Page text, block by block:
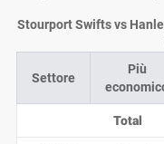
Settore
Più
Total
Stourport Swifts vs